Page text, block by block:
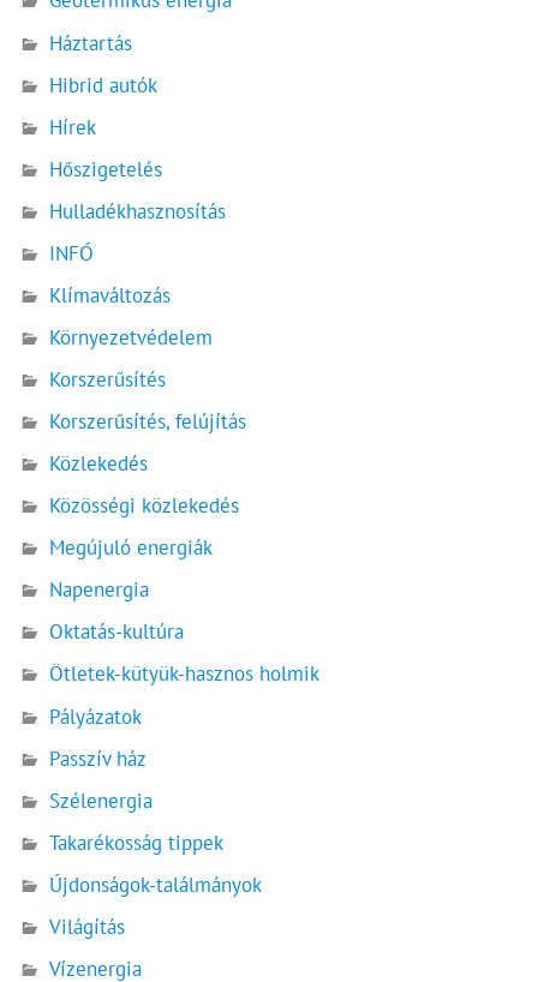
Háztartás
Hibrid autók
Hírek
Hőszigetelés
Hulladékhasznosítás
INFÓ
Klímaváltozás
Környezetvédelem
Korszerűsítés
Korszerűsítés, felújítás
Közlekedés
Közösségi közlekedés
Megújuló energiák
Napenergia
Oktatás-kultúra
Ötletek-kütyük-hasznos holmik
Pályázatok
Passzív ház
Szélenergia
Takarékosság tippek
Újdonságok-találmányok
Világítás
Vízenergia